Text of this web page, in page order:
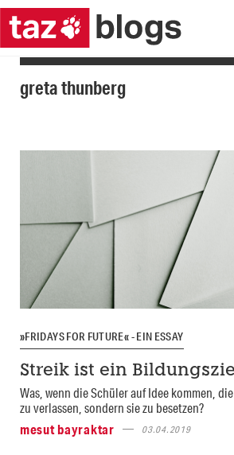
greta thunberg
»FRIDAYS FOR FUTURE« - EIN ESSAY
Streik ist ein
Was, wenn die Schüler auf Idee kommen,
zu verlassen, sondern sie zu besetzen?
mesut bayraktar
03.04.2019